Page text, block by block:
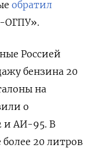
обратил
ОГПУ».
Россией
бензина 20
на
о
и АИ-95. В
более 20 литров